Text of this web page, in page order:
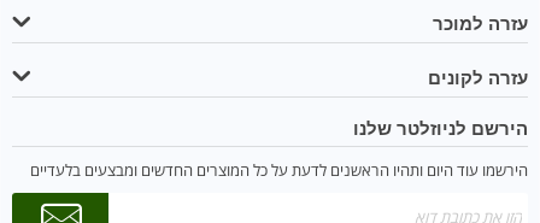
עזרה למוכר
עזרה לקונים
הירשם לניוזלטר שלנו
הירשמו עוד היום ותהיו הראשנים לדעת על כל המוצרים החדשים ומבצעים בלעדיים